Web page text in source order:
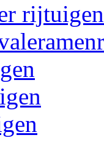
rijtuigen